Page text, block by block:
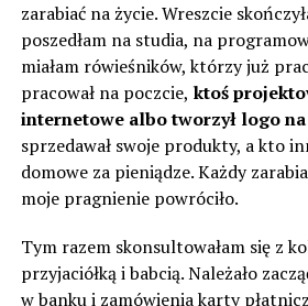
zarabiać na życie. Wreszcie
poszedłam na studia, na
miałam rówieśników, którzy już
pracował na poczcie, ktoś
internetowe albo tworzył logo
sprzedawał swoje produkty, a kto
domowe za pieniądze. Każdy
moje pragnienie powróciło.
Tym razem skonsultowałam się z
przyjaciółką i babcią. Należało
w banku i zamówienia karty